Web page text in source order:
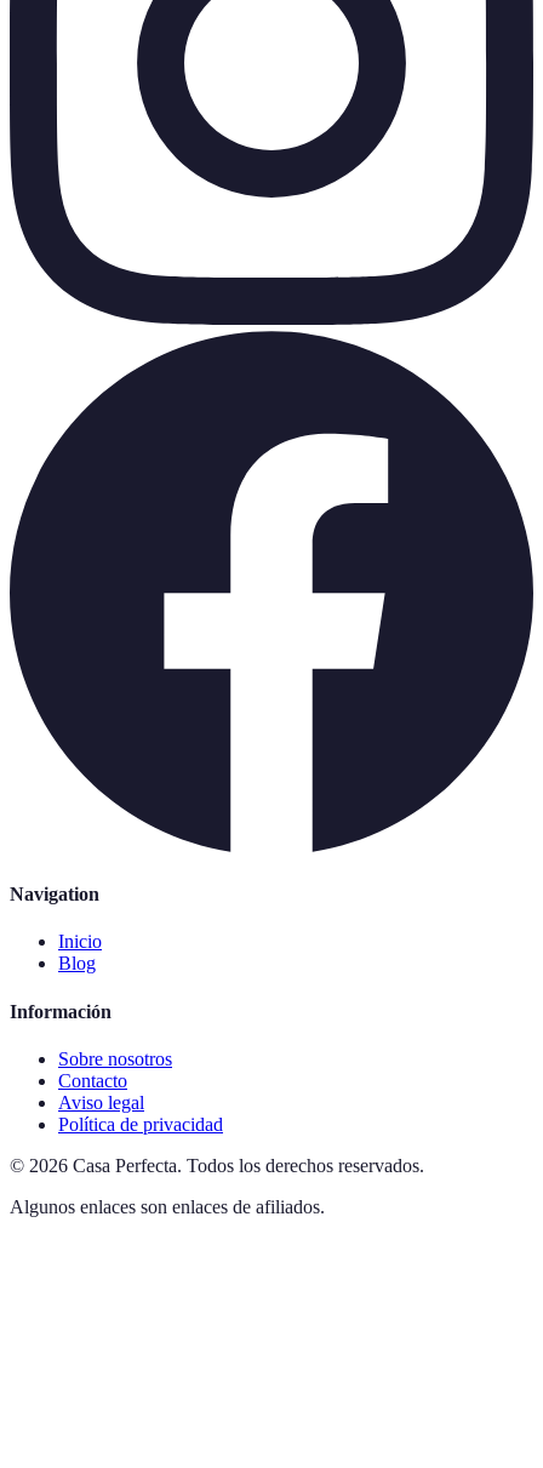
Navigation
Inicio
Blog
Información
Sobre nosotros
Contacto
Aviso legal
Política de privacidad
© 2026 Casa Perfecta. Todos los derechos reservados.
Algunos enlaces son enlaces de afiliados.